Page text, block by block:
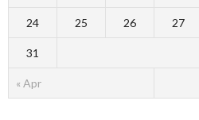
« Apr
24 25 26 27
31